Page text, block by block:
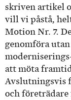
skriven artikel
vill vi påstå,
Motion Nr. 7.
genomföra
att möta
Avslutningsvis
och